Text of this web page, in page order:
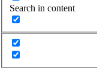
Search in content
Strażacy
Zdrowie